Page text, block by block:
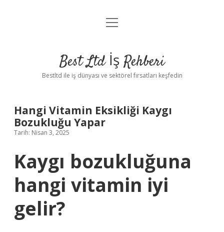
Anasayfa
Yasal Uyarı
menüyü
Best Ltd İş Rehberi
Bestltd ile iş dünyası ve sektörel fırsatları keşfedin
Hangi Vitamin Eksikliği Kaygı
Bozukluğu Yapar
Tarih: Nisan 3, 2025
Kaygı bozukluğuna
hangi vitamin iyi
gelir?